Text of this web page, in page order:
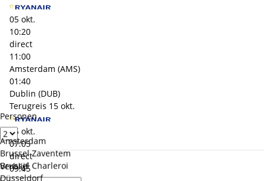
Personen
Verblijf
Amsterdam
Brussel Zaventem
Brussel Charleroi
Düsseldorf
05 okt.
10:20
direct
11:00
Amsterdam (AMS)
01:40
Dublin (DUB)
Terugreis 15 okt.
15 okt.
07:05
direct
09:45